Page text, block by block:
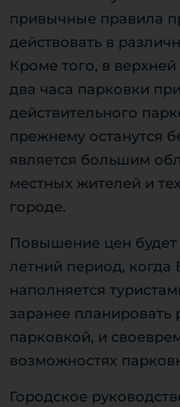
привычные правила
действовать в
Кроме того, в
два часа парковки
действительного
прежнему останутся
является большим
местных жителей и
городе.
Повышение цен
летний период,
наполняется
заранее планировать
парковкой, и
возможностях
Городское